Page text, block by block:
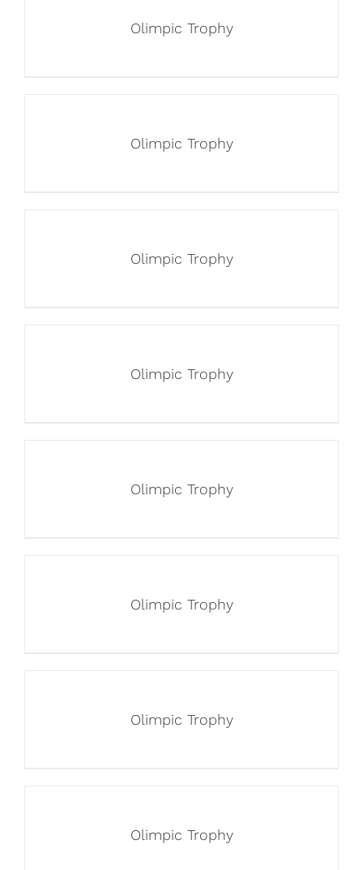
Olimpic Trophy
Olimpic Trophy
Olimpic Trophy
Olimpic Trophy
Olimpic Trophy
Olimpic Trophy
Olimpic Trophy
Olimpic Trophy